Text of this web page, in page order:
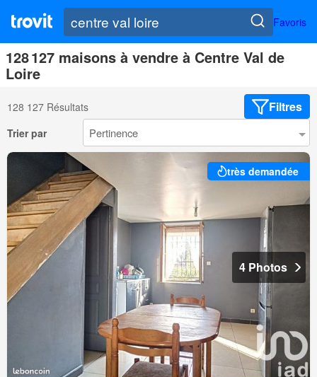
Favoris
128 127 maisons à vendre à Centre Val de
Loire
128 127 Résultats Filtres
Trier par
très demandée
4 Photos